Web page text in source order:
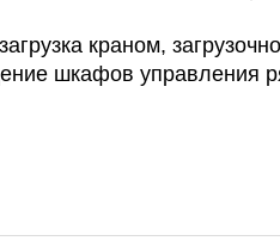
краном,
шкафов управления